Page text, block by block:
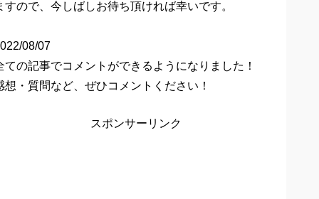
すので、今しばしお待ち頂ければ幸いです。
08/07
ての記事でコメントができるようになりました！
想・質問など、ぜひコメントください！
スポンサーリンク